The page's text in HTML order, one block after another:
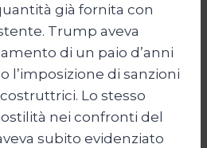
già fornita con
Trump aveva
di un paio d’anni
l’imposizione di sanzioni
Lo stesso
nei confronti del
subito evidenziato